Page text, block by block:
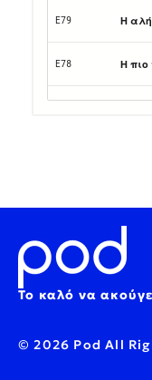
Το καλό να
© 2026 Pod All